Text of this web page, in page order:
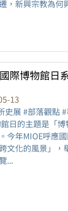
，新興宗教為
際博物館日
13
史展 #部落觀點
日的主題是「
今年MIOE呼應
文化的風景」，
...